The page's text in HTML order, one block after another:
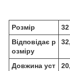
Розмір 32
Відповідає р
озміру
Довжина уст